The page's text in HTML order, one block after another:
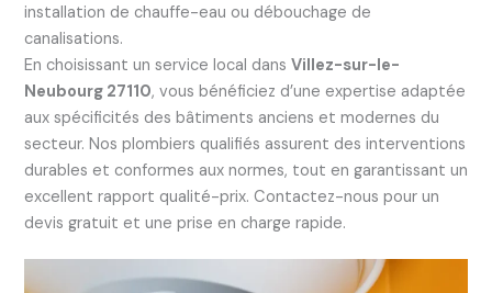
installation de chauffe-eau ou débouchage de
canalisations.
En choisissant un service local dans Villez-sur-le-
Neubourg 27110, vous bénéficiez d’une expertise adaptée
aux spécificités des bâtiments anciens et modernes du
secteur. Nos plombiers qualifiés assurent des interventions
durables et conformes aux normes, tout en garantissant un
excellent rapport qualité-prix. Contactez-nous pour un
devis gratuit et une prise en charge rapide.